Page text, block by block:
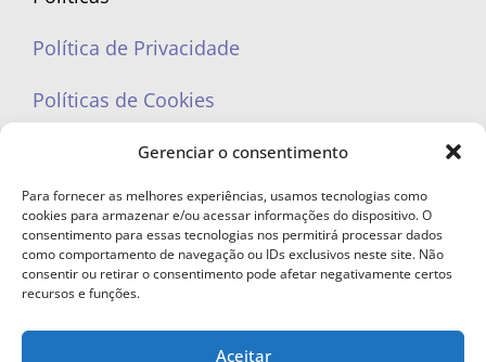
Gerenciar o consentimento
Para fornecer as melhores experiências, usamos tecnologias como
cookies para armazenar e/ou acessar informações do dispositivo. O
consentimento para essas tecnologias nos permitirá processar dados
como comportamento de navegação ou IDs exclusivos neste site. Não
consentir ou retirar o consentimento pode afetar negativamente certos
recursos e funções.
Aceitar
Política de Privacidade
Políticas de Cookies
portaleufemea@gmail.com